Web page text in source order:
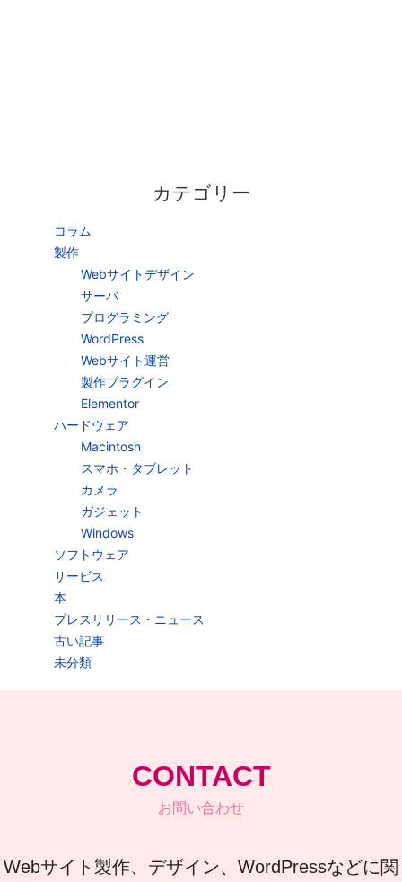
カテゴリー
コラム
製作
Webサイトデザイン
サーバ
プログラミング
WordPress
Webサイト運営
製作プラグイン
Elementor
ハードウェア
Macintosh
スマホ・タブレット
カメラ
ガジェット
Windows
ソフトウェア
サービス
本
プレスリリース・ニュース
古い記事
未分類
CONTACT
お問い合わせ
Webサイト製作、デザイン、WordPressなどに関